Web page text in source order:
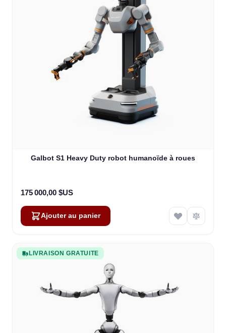
Galbot S1 Heavy Duty robot humanoïde à roues
175 000,00 $US
Ajouter au panier
LIVRAISON GRATUITE